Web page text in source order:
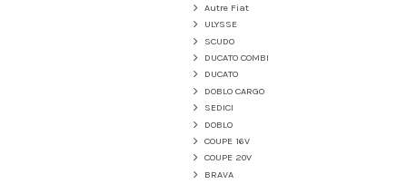
Autre Fiat
ULYSSE
SCUDO
DUCATO COMBI
DUCATO
DOBLO CARGO
SEDICI
DOBLO
COUPE 16V
COUPE 20V
BRAVA